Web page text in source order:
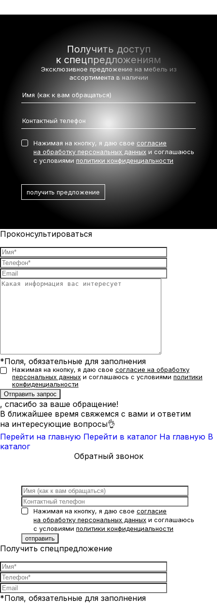
Получить доступ
к спецпредложениям
Эксклюзивное предложение на мебель из
ассортимента в наличии
Нажимая на кнопку, я даю свое согласие
на обработку персональных данных и соглашаюсь
с условиями политики конфиденциальности
Проконсультироваться
*Поля, обязательные для заполнения
Нажимая на кнопку, я даю свое согласие на обработку
персональных данных и соглашаюсь с условиями политики
конфиденциальности
, спасибо за ваше обращение!
В ближайшее время свяжемся с вами и ответим
на интересующие вопросы👌
Перейти на главную Перейти в каталог На главную В
каталог
Обратный звонок
Нажимая на кнопку, я даю свое согласие
на обработку персональных данных и соглашаюсь
с условиями политики конфиденциальности
Получить спецпредложение
*Поля, обязательные для заполнения